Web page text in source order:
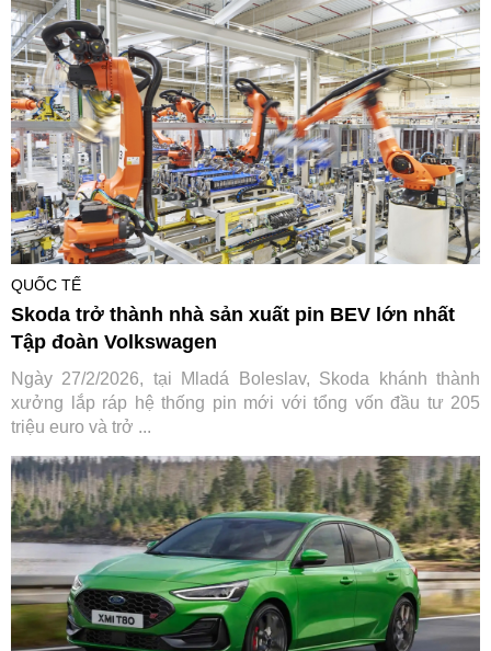
QUỐC TẾ
Skoda trở thành nhà sản xuất pin BEV lớn nhất
Tập đoàn Volkswagen
Ngày 27/2/2026, tại Mladá Boleslav, Skoda khánh thành
xưởng lắp ráp hệ thống pin mới với tổng vốn đầu tư 205
triệu euro và trở ...